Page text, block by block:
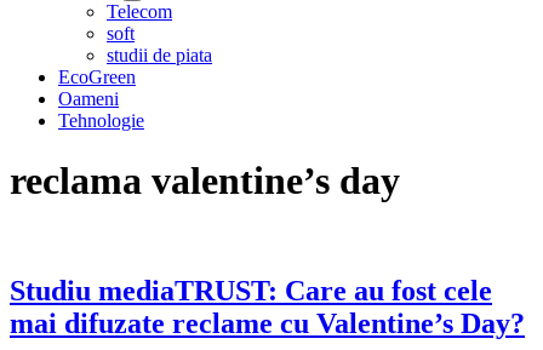
Telecom
soft
studii de piata
EcoGreen
Oameni
Tehnologie
reclama valentine’s day
Studiu mediaTRUST: Care au fost cele
mai difuzate reclame cu Valentine’s Day?